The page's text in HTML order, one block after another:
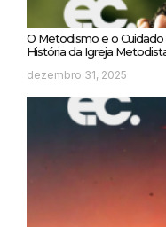
O Metodismo e o Cuidado
História da Igreja
dezembro 31, 2025